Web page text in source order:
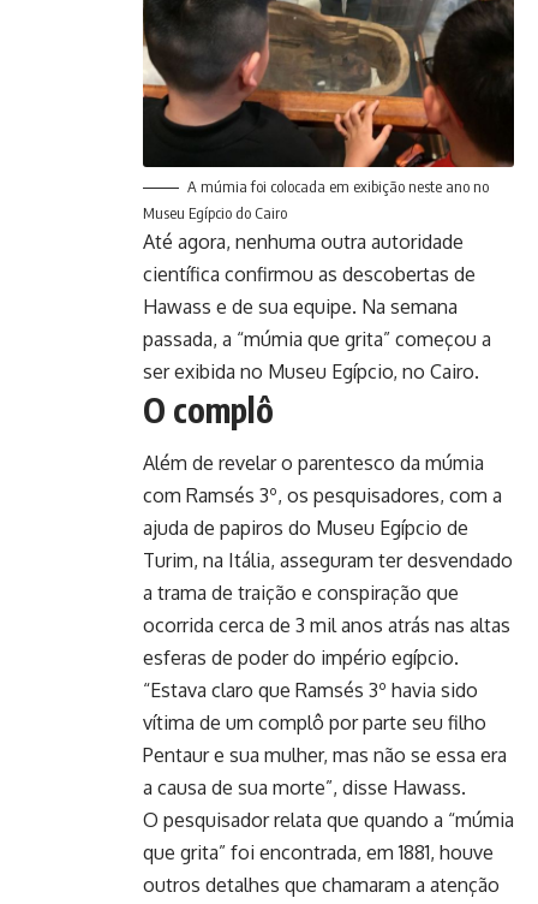
A múmia foi colocada em exibição neste ano no
Museu Egípcio do Cairo
Até agora, nenhuma outra autoridade
científica confirmou as descobertas de
Hawass e de sua equipe. Na semana
passada, a “múmia que grita” começou a
ser exibida no Museu Egípcio, no Cairo.
O complô
Além de revelar o parentesco da múmia
com Ramsés 3º, os pesquisadores, com a
ajuda de papiros do Museu Egípcio de
Turim, na Itália, asseguram ter desvendado
a trama de traição e conspiração que
ocorrida cerca de 3 mil anos atrás nas altas
esferas de poder do império egípcio.
“Estava claro que Ramsés 3º havia sido
vítima de um complô por parte seu filho
Pentaur e sua mulher, mas não se essa era
a causa de sua morte”, disse Hawass.
O pesquisador relata que quando a “múmia
que grita” foi encontrada, em 1881, houve
outros detalhes que chamaram a atenção